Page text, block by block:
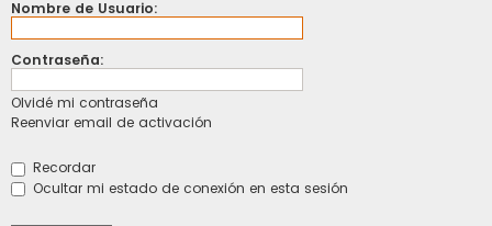
Nombre de Usuario:
Contraseña:
Olvidé mi contraseña
Reenviar email de activación
Recordar
Ocultar mi estado de conexión en esta sesión